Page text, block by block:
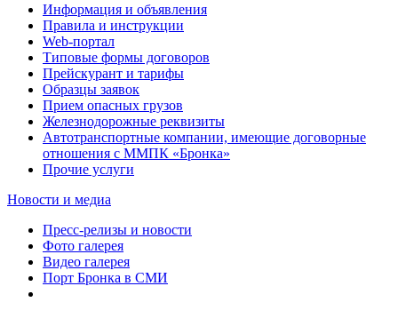
Информация и объявления
Правила и инструкции
Web-портал
Типовые формы договоров
Прейскурант и тарифы
Образцы заявок
Прием опасных грузов
Железнодорожные реквизиты
Автотранспортные компании, имеющие договорные
отношения с ММПК «Бронка»
Прочие услуги
Новости и медиа
Пресс-релизы и новости
Фото галерея
Видео галерея
Порт Бронка в СМИ